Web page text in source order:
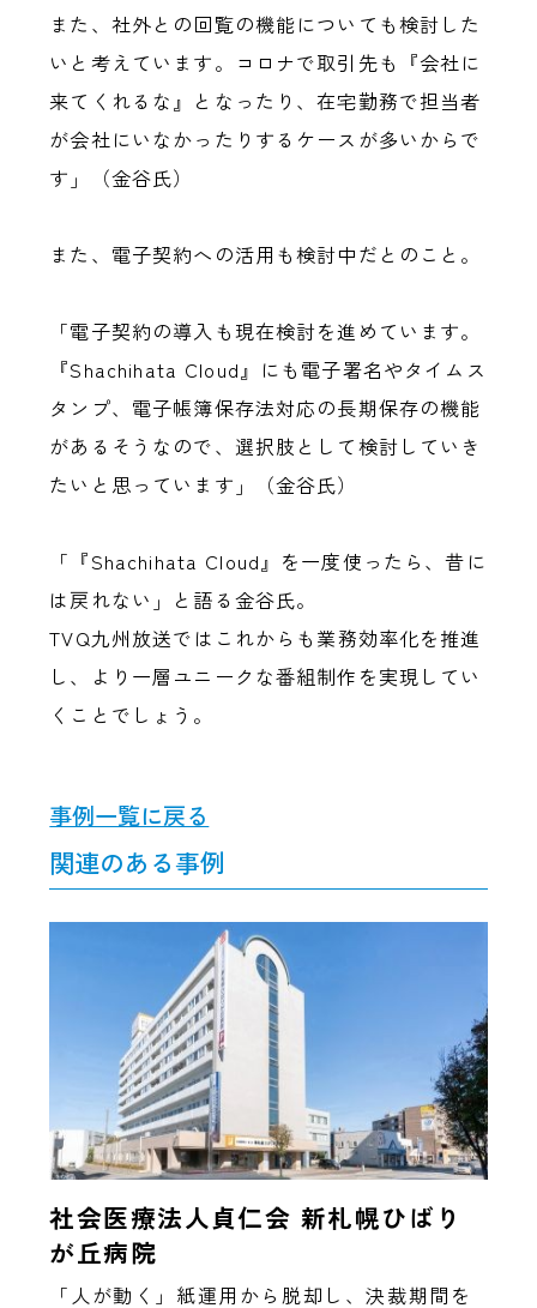
また、社外との回覧の機能についても検討した
いと考えています。コロナで取引先も『会社に
来てくれるな』となったり、在宅勤務で担当者
が会社にいなかったりするケースが多いからで
す」（金谷氏）
また、電子契約への活用も検討中だとのこと。
「電子契約の導入も現在検討を進めています。
『Shachihata Cloud』にも電子署名やタイムス
タンプ、電子帳簿保存法対応の長期保存の機能
があるそうなので、選択肢として検討していき
たいと思っています」（金谷氏）
「『Shachihata Cloud』を一度使ったら、昔に
は戻れない」と語る金谷氏。
TVQ九州放送ではこれからも業務効率化を推進
し、より一層ユニークな番組制作を実現してい
くことでしょう。
事例一覧に戻る
関連のある事例
社会医療法人貞仁会 新札幌ひばり
が丘病院
「人が動く」紙運用から脱却し、決裁期間を